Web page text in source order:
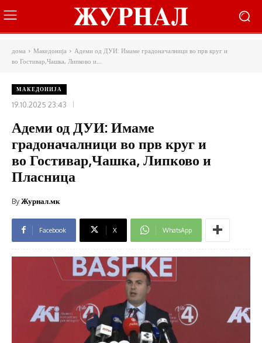
дома Македонија
Адеми од ДУИ: Имаме градоначалници во прв круг и
во Гостивар,Чашка, Липково и...
МАКЕДОНИЈА
19.10.2025 23:43
Адеми од ДУИ: Имаме
градоначалници во прв круг и
во Гостивар,Чашка, Липково и
Пласница
ByЖурнал.мк
Facebook X WhatsApp